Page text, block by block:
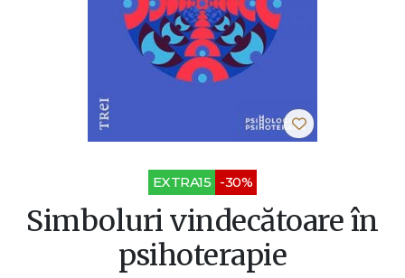
EXTRA15 -30%
Simboluri vindecătoare în
psihoterapie